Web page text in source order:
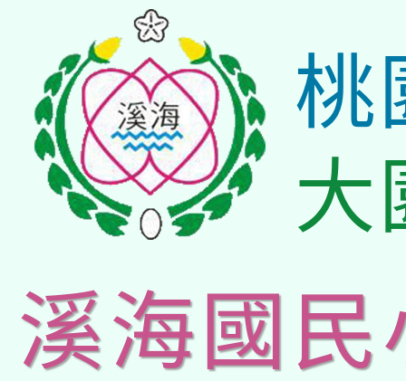
桃
大
溪海國民